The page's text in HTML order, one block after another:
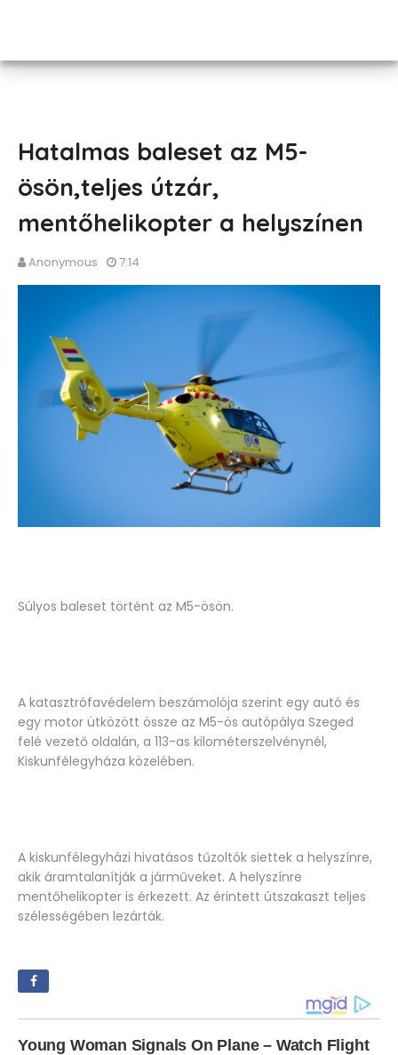
Hatalmas baleset az M5-
ösön,teljes útzár,
mentőhelikopter a helyszínen
Anonymous 7:14
Súlyos baleset történt az M5-ösön.
A katasztrófavédelem beszámolója szerint egy autó és
egy motor ütközött össze az M5-ös autópálya Szeged
felé vezető oldalán, a 113-as kilométerszelvénynél,
Kiskunfélegyháza közelében.
A kiskunfélegyházi hivatásos tűzoltók siettek a helyszínre,
akik áramtalanítják a járműveket. A helyszínre
mentőhelikopter is érkezett. Az érintett útszakaszt teljes
szélességében lezárták.